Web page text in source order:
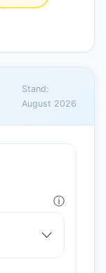
Stand:
August 2026